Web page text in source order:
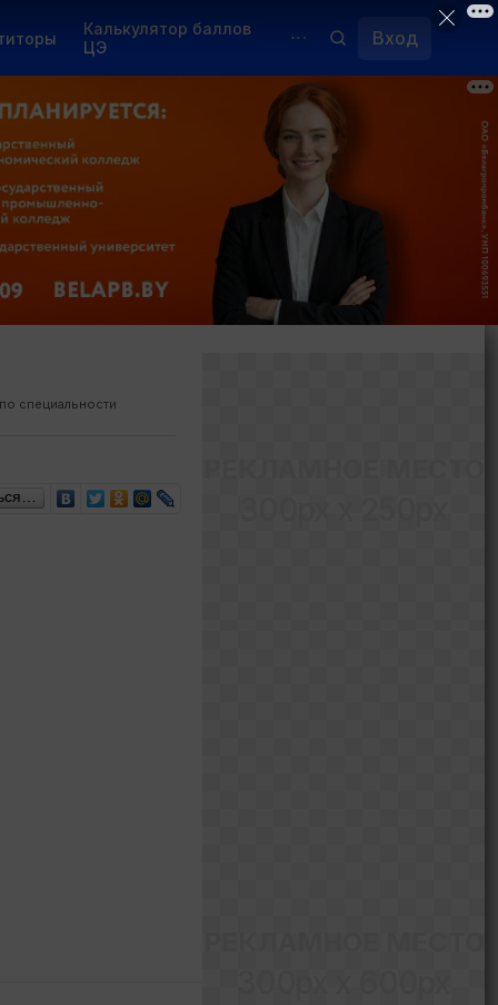
Калькулятор баллов
ЦЭ
Курсы
Переподготовка
Вход
специальности